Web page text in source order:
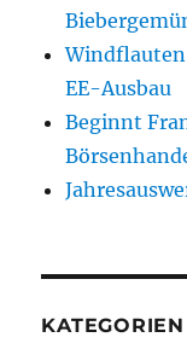
EE-Ausbau
Beginnt
KATEGORIEN